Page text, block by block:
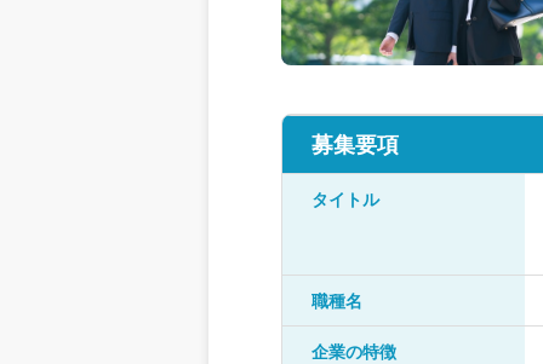
募集要項
タイトル
職種名
企業の特徴